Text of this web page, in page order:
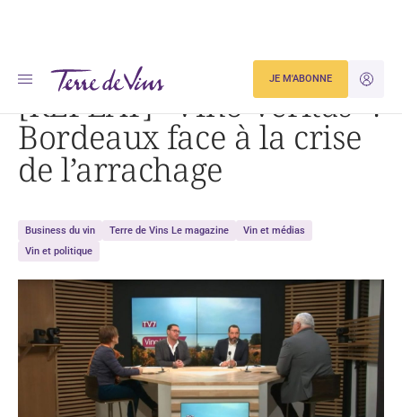
JE
JE M'ABONNE
Accueil [REPLAY] « Vino Veritas » : Bordeaux face à la crise de l’arrachage
[REPLAY] “Vino Veritas” :
Bordeaux face à la crise
de l’arrachage
Business du vin Terre de Vins Le magazine
Vin et médias
Vin et politique